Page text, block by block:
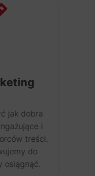
jak dobra
i
treści.
do
osiągnąć.